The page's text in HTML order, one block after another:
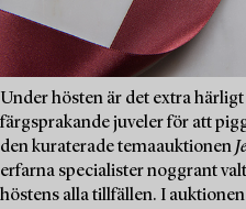
Under hösten är det extra
färgsprakande juveler för att
den kuraterade temaauktionen
erfarna specialister noggrant
höstens alla tillfällen. I